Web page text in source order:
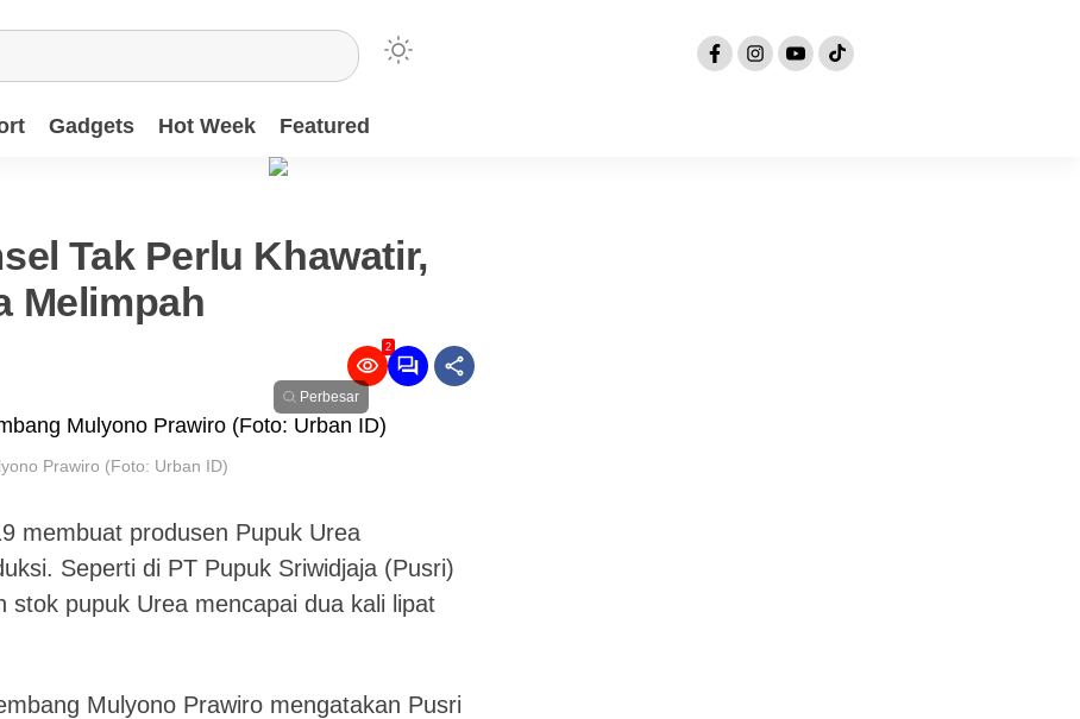
Gadgets Hot Week Featured
Tak Perlu Khawatir,
Melimpah
2
Perbesar
Prawiro (Foto: Urban ID)
membuat produsen Pupuk Urea
Seperti di PT Pupuk Sriwidjaja (Pusri)
stok pupuk Urea mencapai dua kali lipat
Mulyono Prawiro mengatakan Pusri